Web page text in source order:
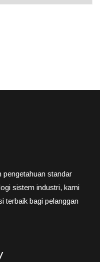
pengetahuan standar
sistem industri, kami
terbaik bagi pelanggan